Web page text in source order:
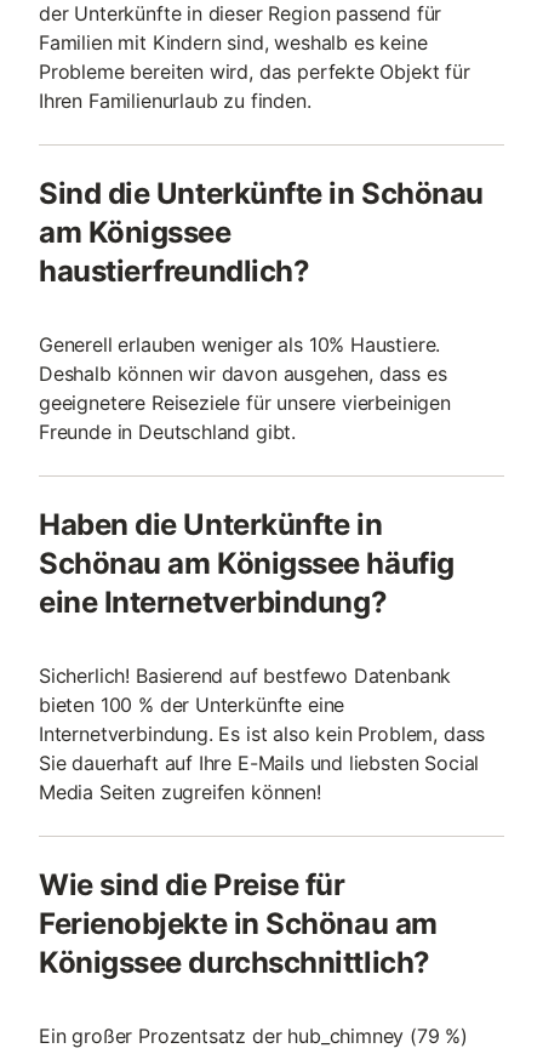
der Unterkünfte in dieser Region passend für
Familien mit Kindern sind, weshalb es keine
Probleme bereiten wird, das perfekte Objekt für
Ihren Familienurlaub zu finden.
Sind die Unterkünfte in Schönau
am Königssee
haustierfreundlich?
Generell erlauben weniger als 10% Haustiere.
Deshalb können wir davon ausgehen, dass es
geeignetere Reiseziele für unsere vierbeinigen
Freunde in Deutschland gibt.
Haben die Unterkünfte in
Schönau am Königssee häufig
eine Internetverbindung?
Sicherlich! Basierend auf bestfewo Datenbank
bieten 100 % der Unterkünfte eine
Internetverbindung. Es ist also kein Problem, dass
Sie dauerhaft auf Ihre E-Mails und liebsten Social
Media Seiten zugreifen können!
Wie sind die Preise für
Ferienobjekte in Schönau am
Königssee durchschnittlich?
Ein großer Prozentsatz der hub_chimney (79 %)